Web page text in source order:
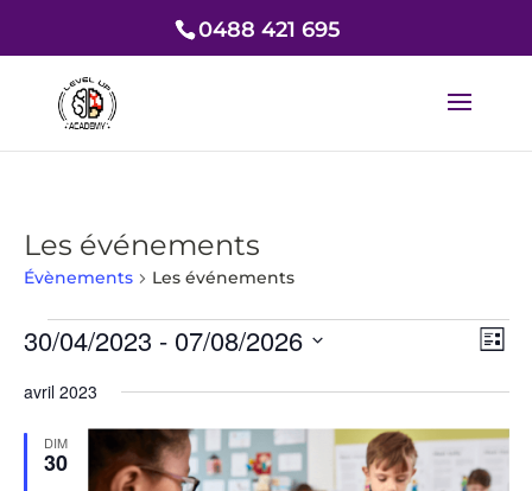
0488 421 695
Les événements
Évènements Les événements
Évènements
de
Liste
30/04/2023 - 07/08/2026
une
avril 2023
DIM
30